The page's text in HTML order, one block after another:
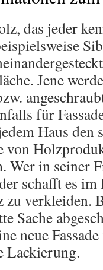
das jeder
Jene
für
Haus den
Wer in seiner
schafft es
zu verkleiden.
Sache
neue
Lackierung.